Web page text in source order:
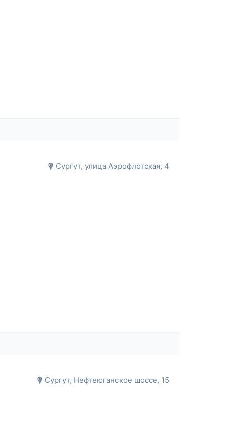
Сургут, улица Аэрофлотская, 4
Сургут, Нефтеюганское шоссе, 15